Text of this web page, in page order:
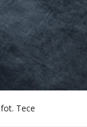
Tece